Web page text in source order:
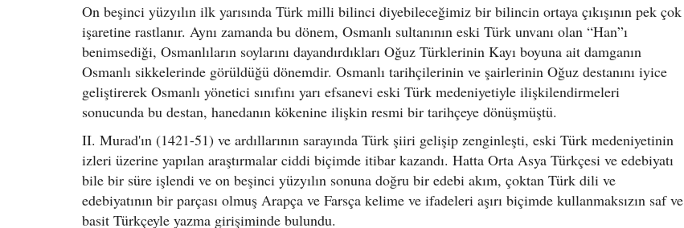
On beşinci yüzyılın ilk yarısında Türk milli bilinci diyebileceğimiz bir bilincin ortaya çıkışının pek çok
işaretine rastlanır. Aynı zamanda bu dönem, Osmanlı sultanının eski Türk unvanı olan “Han”ı
benimsediği, Osmanlıların soylarını dayandırdıkları Oğuz Türklerinin Kayı boyuna ait damganın
Osmanlı sikkelerinde görüldüğü dönemdir. Osmanlı tarihçilerinin ve şairlerinin Oğuz destanını iyice
geliştirerek Osmanlı yönetici sınıfını yarı efsanevi eski Türk medeniyetiyle ilişkilendirmeleri
sonucunda bu destan, hanedanın kökenine ilişkin resmi bir tarihçeye dönüşmüştü.
II. Murad'ın (1421-51) ve ardıllarının sarayında Türk şiiri gelişip zenginleşti, eski Türk medeniyetinin
izleri üzerine yapılan araştırmalar ciddi biçimde itibar kazandı. Hatta Orta Asya Türkçesi ve edebiyatı
bile bir süre işlendi ve on beşinci yüzyılın sonuna doğru bir edebi akım, çoktan Türk dili ve
edebiyatının bir parçası olmuş Arapça ve Farsça kelime ve ifadeleri aşırı biçimde kullanmaksızın saf ve
basit Türkçeyle yazma girişiminde bulundu.